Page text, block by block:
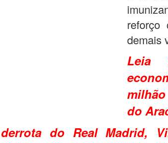
demais
Leia
do
do Real Madrid,